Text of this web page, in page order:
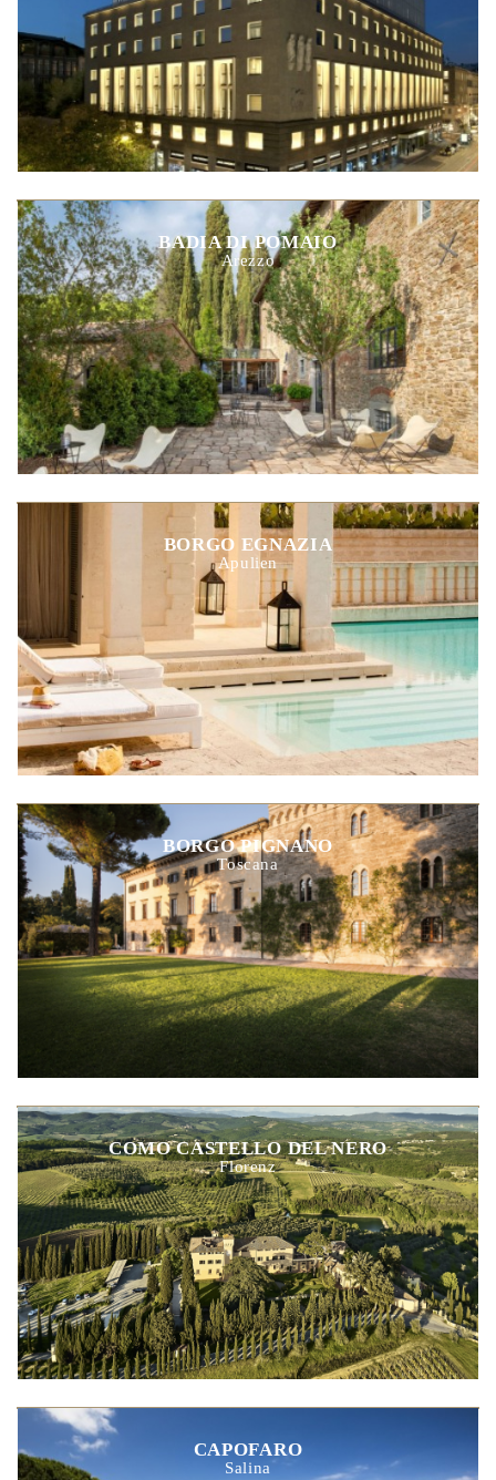
BADIA DI POMAIO
Arezzo
BORGO EGNAZIA
Apulien
BORGO PIGNANO
Toscana
COMO CASTELLO DEL NERO
Florenz
CAPOFARO
Salina